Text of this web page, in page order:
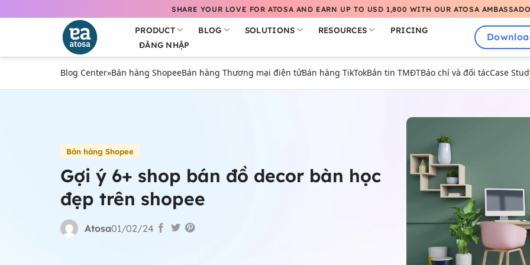
SHARE YOUR LOVE FOR ATOSA AND EARN UP TO USD 1,800 WITH OUR ATOSA
PRODUCT BLOG SOLUTIONS RESOURCES
PRICING
ĐĂNG NHẬP
Blog Center»Bán hàng ShopeeBán hàng Thương mại điện tửBán hàng TikTokBản tin TMĐTBáo chí và đối tácCase
Bán hàng Shopee
Gợi ý 6+ shop bán đồ decor bàn học
đẹp trên shopee
Atosa01/02/24